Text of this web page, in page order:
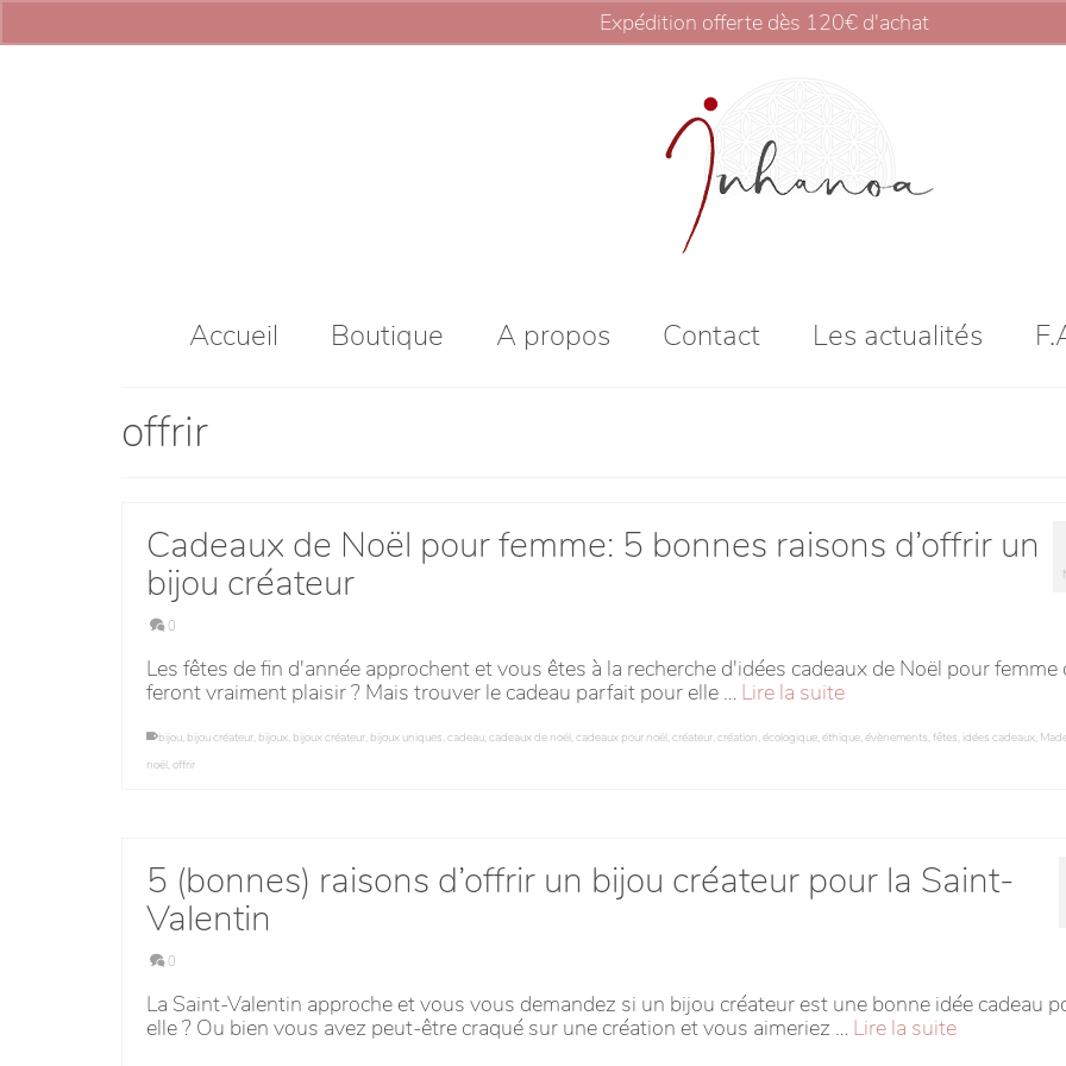
Expédition offerte dès 120€ d'achat
Accueil Boutique A propos Contact Les actualités
offrir
Cadeaux de Noël pour femme: 5 bonnes raisons d’offrir un
bijou créateur
0
Les fêtes de fin d'année approchent et vous êtes à la recherche d'idées cadeaux de Noël pour femme
feront vraiment plaisir ? Mais trouver le cadeau parfait pour elle … Lire la suite
bijou, bijou créateur, bijoux, bijoux créateur, bijoux uniques,cadeau,cadeaux de noël,cadeaux pour noël,créateur,création,écologique,éthique,évènements,fêtes, idées cadeaux,
noël,offrir
5 (bonnes) raisons d’offrir un bijou créateur pour la Saint-
Valentin
0
La Saint-Valentin approche et vous vous demandez si un bijou créateur est une bonne idée cadeau
elle ? Ou bien vous avez peut-être craqué sur une création et vous aimeriez … Lire la suite